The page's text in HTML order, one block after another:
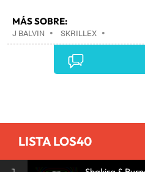
MÁS SOBRE:
J BALVIN • SKRILLEX •
LISTA LOS40